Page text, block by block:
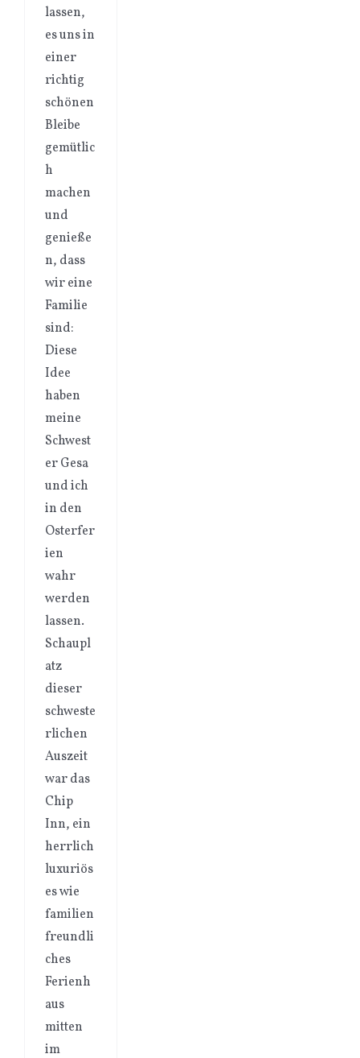
lassen,
es uns in
einer
richtig
schönen
Bleibe
gemütlic
h
machen
und
genieße
n, dass
wir eine
Familie
sind:
Diese
Idee
haben
meine
Schwest
er Gesa
und ich
in den
Osterfer
ien
wahr
werden
lassen.
Schaupl
atz
dieser
schweste
rlichen
Auszeit
war das
Chip
Inn, ein
herrlich
luxuriös
es wie
familien
freundli
ches
Ferienh
aus
mitten
im